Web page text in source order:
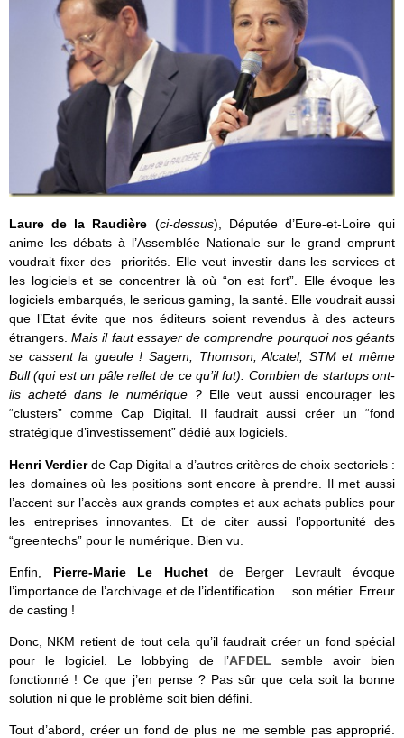
Laure de la Raudière (ci-dessus), Députée d’Eure-et-Loire qui
anime les débats à l’Assemblée Nationale sur le grand emprunt
voudrait fixer des priorités. Elle veut investir dans les services et
les logiciels et se concentrer là où “on est fort”. Elle évoque les
logiciels embarqués, le serious gaming, la santé. Elle voudrait aussi
que l’Etat évite que nos éditeurs soient revendus à des acteurs
étrangers.Mais il faut essayer de comprendre pourquoi nos géants
se cassent la gueule ! Sagem, Thomson, Alcatel, STM et même
Bull (qui est un pâle reflet de ce qu’il fut). Combien de startups ont-
ils acheté dans le numérique ? Elle veut aussi encourager les
“clusters” comme Cap Digital. Il faudrait aussi créer un “fond
stratégique d’investissement” dédié aux logiciels.
Henri Verdierde Cap Digital a d’autres critères de choix sectoriels :
les domaines où les positions sont encore à prendre. Il met aussi
l’accent sur l’accès aux grands comptes et aux achats publics pour
les entreprises innovantes. Et de citer aussi l’opportunité des
“greentechs” pour le numérique. Bien vu.
Enfin, Pierre-Marie Le Huchetde Berger Levrault évoque
l’importance de l’archivage et de l’identification… son métier. Erreur
de casting !
Donc, NKM retient de tout cela qu’il faudrait créer un fond spécial
pour le logiciel. Le lobbying de l’AFDEL semble avoir bien
fonctionné ! Ce que j’en pense ? Pas sûr que cela soit la bonne
solution ni que le problème soit bien défini.
Tout d’abord, créer un fond de plus ne me semble pas approprié.